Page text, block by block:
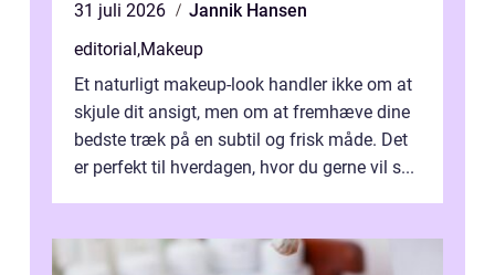
31 juli 2026
Jannik Hansen
editorial,Makeup
Et naturligt makeup-look handler ikke om at
skjule dit ansigt, men om at fremhæve dine
bedste træk på en subtil og frisk måde. Det
er perfekt til hverdagen, hvor du gerne vil s...